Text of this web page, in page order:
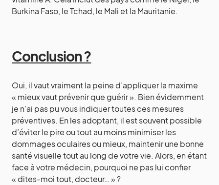
Burkina Faso, le Tchad, le Mali et la Mauritanie.
Conclusion ?
Oui, il vaut vraiment la peine d’appliquer la maxime
« mieux vaut prévenir que guérir ». Bien évidemment
je n’ai pas pu vous indiquer toutes ces mesures
préventives. En les adoptant, il est souvent possible
d’éviter le pire ou tout au moins minimiser les
dommages oculaires ou mieux, maintenir une bonne
santé visuelle tout au long de votre vie. Alors, en étant
face à votre médecin, pourquoi ne pas lui confier
« dites-moi tout, docteur… » ?